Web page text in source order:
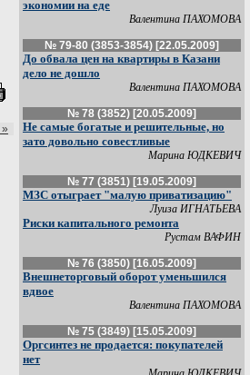
»
экономии на еде
Валентина ПАХОМОВА
№ 79-80 (3853-3854) [22.05.2009]
До обвала цен на квартиры в Казани
дело не дошло
Валентина ПАХОМОВА
№ 78 (3852) [20.05.2009]
Не самые богатые и решительные, но
зато довольно совестливые
Марина ЮДКЕВИЧ
№ 77 (3851) [19.05.2009]
МЗС отыграет "малую приватизацию"
Луиза ИГНАТЬЕВА
Риски капитального ремонта
Рустам ВАФИН
№ 76 (3850) [16.05.2009]
Внешнеторговый оборот уменьшился
вдвое
Валентина ПАХОМОВА
№ 75 (3849) [15.05.2009]
Оргсинтез не продается: покупателей
нет